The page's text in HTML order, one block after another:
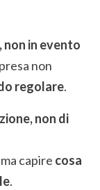
in evento
non
regolare.
non di
capire cosa
.